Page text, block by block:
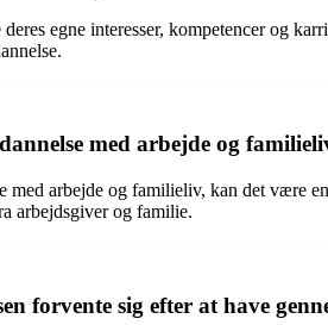
egne interesser, kompetencer og
med arbejde og
med arbejde og familieliv, kan det være
arbejdsgiver og familie.
forvente sig efter at have